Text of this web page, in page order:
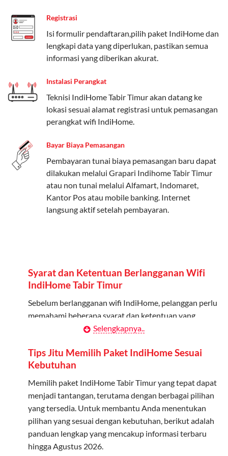
Complete untuk yang menginginkan fitur lengkap,
dan Paket Dynamic IP untuk pengguna yang
memprioritaskan kecepatan internet tinggi.
Salah satu fitur unggulan Telkomsel One adalah Paket
Kuota Keluarga. Dengan kuota hingga 30 GB, Anda
bisa membagikan internet kepada anggota keluarga
atau teman tanpa perlu khawatir kehabisan kuota.
Kuota Keluarga 30 GB
Kuota ini dapat digunakan secara bersama-sama oleh
Admin (pelanggan utama) dan anggota yang terdaftar.
Bisa Dibagi Hingga 5 Anggota
Kuota keluarga bisa digunakan di seluruh Indonesia
Tidak Berlaku untuk Roaming
Kuota ini hanya bisa digunakan di dalam negeri.
Cara Menggunakan Kuota Keluarga
Daftarkan Anggota: Admin dapat mendaftarkan anggota
melalui aplikasi MyTelkomsel atau website Telkomsel One.
Bagikan Kuota: Setelah terdaftar, anggota bisa langsung
menggunakan kuota keluarga.
Pantau Penggunaan: Admin dapat memantau penggunaan
Registrasi
Isi formulir pendaftaran,pilih paket IndiHome dan
lengkapi data yang diperlukan, pastikan semua
informasi yang diberikan akurat.
Instalasi Perangkat
Teknisi IndiHome Tabir Timur akan datang ke
lokasi sesuai alamat registrasi untuk pemasangan
perangkat wifi IndiHome.
Bayar Biaya Pemasangan
Pembayaran tunai biaya pemasangan baru dapat
dilakukan melalui Grapari Indihome Tabir Timur
atau non tunai melalui Alfamart, Indomaret,
Kantor Pos atau mobile banking. Internet
langsung aktif setelah pembayaran.
Syarat dan Ketentuan Berlangganan Wifi
IndiHome Tabir Timur
Sebelum berlangganan wifi IndiHome, pelanggan perlu
memahami beberapa syarat dan ketentuan yang
Kontrak Berlangganan
Pelanggan harus menandatangani Kontrak
Berlangganan yang mencakup data pelanggan, jenis
layanan indihome Tabir Timur yang dipilih, serta syarat
dan ketentuan yang berlaku. Kontrak ini dapat diubah
atau ditambah sesuai kebutuhan.
Biaya Pasang Baru (PSB)
Selengkapnya..
Tips Jitu Memilih Paket IndiHome Sesuai
Kebutuhan
Memilih paket IndiHome Tabir Timur yang tepat dapat
menjadi tantangan, terutama dengan berbagai pilihan
yang tersedia. Untuk membantu Anda menentukan
pilihan yang sesuai dengan kebutuhan, berikut adalah
panduan lengkap yang mencakup informasi terbaru
hingga Agustus 2026.